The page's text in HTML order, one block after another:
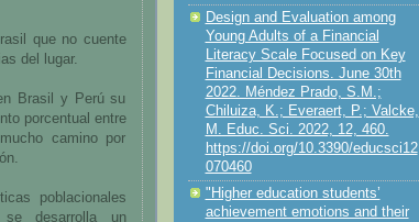
que no cuente
del lugar.
Brasil y Perú su
porcentual entre
camino por
poblacionales
desarrolla un
Design and Evaluation among
Young Adults of a Financial
Literacy Scale Focused on Key
Financial Decisions. June 30th
2022. Méndez Prado, S.M.;
Chiluiza, K.; Everaert, P.; Valcke,
M. Educ. Sci. 2022, 12, 460.
https://doi.org/10.3390/educsci12
070460
"Higher education students’
achievement emotions and their